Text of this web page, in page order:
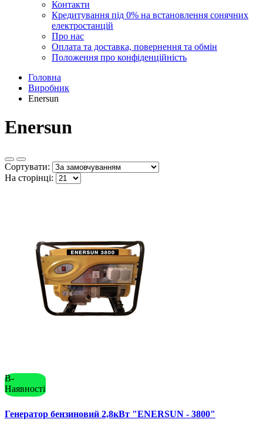
Контакти
Кредитування під 0% на встановлення сонячних
електростанцій
Про нас
Оплата та доставка, повернення та обмін
Положення про конфіденційність
Головна
Виробник
Enersun
Enersun
Сортувати:
На сторінці:
В-
Наявності
Генератор бензиновий 2,8кВт "ENERSUN - 3800"